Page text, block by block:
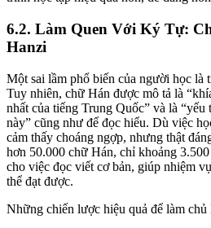
6.2. Làm Quen Với Ký Tự:
Hanzi
Một sai lầm phổ biến của người học là
Tuy nhiên, chữ Hán được mô tả là
nhất của tiếng Trung Quốc” và là
này” cũng như để đọc hiểu. Dù việc
cảm thấy choáng ngợp, nhưng thật
hơn 50.000 chữ Hán, chỉ khoảng
cho việc đọc viết cơ bản, giúp nhiệm
thể đạt được.
Những chiến lược hiệu quả để làm chủ